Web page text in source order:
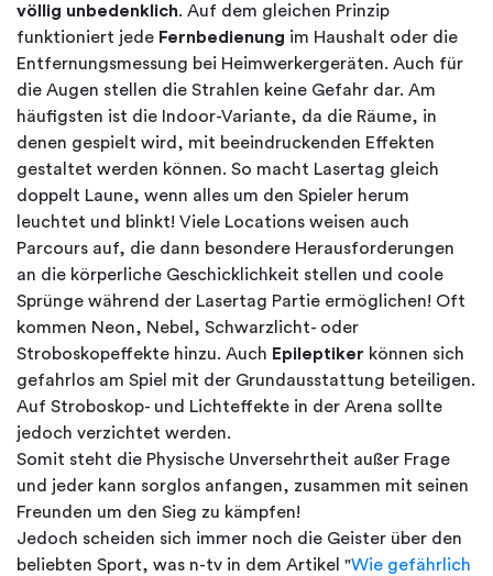
völlig unbedenklich. Auf dem gleichen Prinzip
funktioniert jede Fernbedienung im Haushalt oder die
Entfernungsmessung bei Heimwerkergeräten. Auch für
die Augen stellen die Strahlen keine Gefahr dar. Am
häufigsten ist die Indoor-Variante, da die Räume, in
denen gespielt wird, mit beeindruckenden Effekten
gestaltet werden können. So macht Lasertag gleich
doppelt Laune, wenn alles um den Spieler herum
leuchtet und blinkt! Viele Locations weisen auch
Parcours auf, die dann besondere Herausforderungen
an die körperliche Geschicklichkeit stellen und coole
Sprünge während der Lasertag Partie ermöglichen! Oft
kommen Neon, Nebel, Schwarzlicht- oder
Stroboskopeffekte hinzu. Auch Epileptiker können sich
gefahrlos am Spiel mit der Grundausstattung beteiligen.
Auf Stroboskop- und Lichteffekte in der Arena sollte
jedoch verzichtet werden.
Somit steht die Physische Unversehrtheit außer Frage
und jeder kann sorglos anfangen, zusammen mit seinen
Freunden um den Sieg zu kämpfen!
Jedoch scheiden sich immer noch die Geister über den
beliebten Sport, was n-tv in dem Artikel "Wie gefährlich